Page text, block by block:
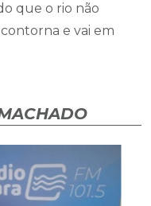
que o rio não
e vai em